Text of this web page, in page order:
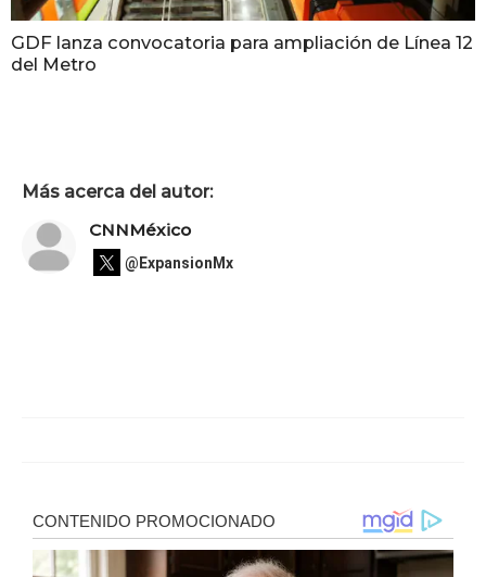
GDF lanza convocatoria para ampliación de Línea 12
del Metro
Más acerca del autor:
CNNMéxico
@ExpansionMx